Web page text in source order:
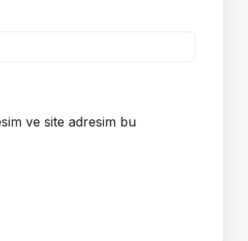
ve site adresim bu